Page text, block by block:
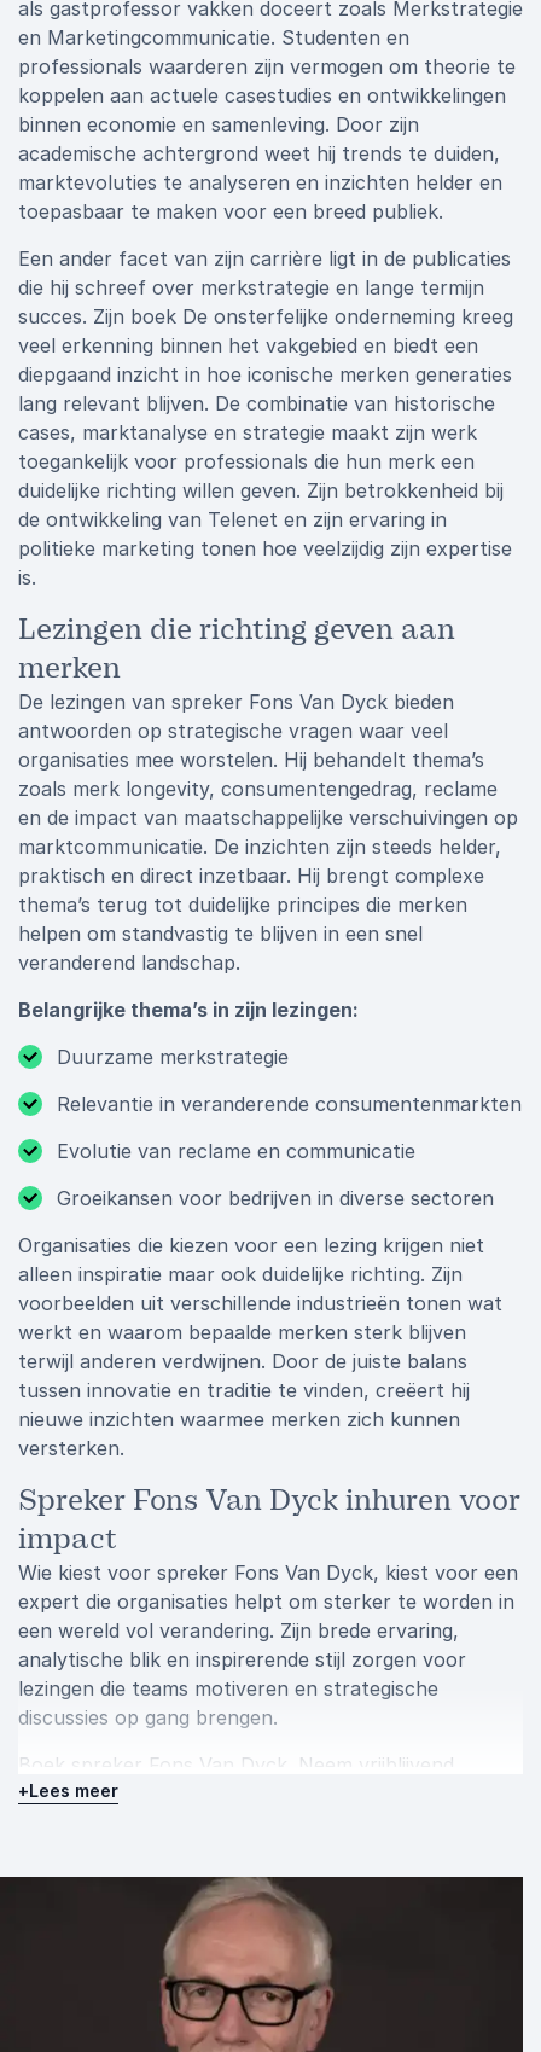
als gastprofessor vakken doceert zoals Merkstrategie
en Marketingcommunicatie. Studenten en
professionals waarderen zijn vermogen om theorie te
koppelen aan actuele casestudies en ontwikkelingen
binnen economie en samenleving. Door zijn
academische achtergrond weet hij trends te duiden,
marktevoluties te analyseren en inzichten helder en
toepasbaar te maken voor een breed publiek.
Een ander facet van zijn carrière ligt in de publicaties
die hij schreef over merkstrategie en lange termijn
succes. Zijn boek De onsterfelijke onderneming kreeg
veel erkenning binnen het vakgebied en biedt een
diepgaand inzicht in hoe iconische merken generaties
lang relevant blijven. De combinatie van historische
cases, marktanalyse en strategie maakt zijn werk
toegankelijk voor professionals die hun merk een
duidelijke richting willen geven. Zijn betrokkenheid bij
de ontwikkeling van Telenet en zijn ervaring in
politieke marketing tonen hoe veelzijdig zijn expertise
is.
Lezingen die richting geven aan
merken
De lezingen van spreker Fons Van Dyck bieden
antwoorden op strategische vragen waar veel
organisaties mee worstelen. Hij behandelt thema’s
zoals merk longevity, consumentengedrag, reclame
en de impact van maatschappelijke verschuivingen op
marktcommunicatie. De inzichten zijn steeds helder,
praktisch en direct inzetbaar. Hij brengt complexe
thema’s terug tot duidelijke principes die merken
helpen om standvastig te blijven in een snel
veranderend landschap.
Belangrijke thema’s in zijn lezingen:
Duurzame merkstrategie
Relevantie in veranderende consumentenmarkten
Evolutie van reclame en communicatie
Groeikansen voor bedrijven in diverse sectoren
Organisaties die kiezen voor een lezing krijgen niet
alleen inspiratie maar ook duidelijke richting. Zijn
voorbeelden uit verschillende industrieën tonen wat
werkt en waarom bepaalde merken sterk blijven
terwijl anderen verdwijnen. Door de juiste balans
tussen innovatie en traditie te vinden, creëert hij
nieuwe inzichten waarmee merken zich kunnen
versterken.
Spreker Fons Van Dyck inhuren voor
impact
Wie kiest voor spreker Fons Van Dyck, kiest voor een
expert die organisaties helpt om sterker te worden in
een wereld vol verandering. Zijn brede ervaring,
analytische blik en inspirerende stijl zorgen voor
lezingen die teams motiveren en strategische
discussies op gang brengen.
Boek spreker Fons Van Dyck. Neem vrijblijvend
contact op voor meer informatie of om meteen een
+Lees meer